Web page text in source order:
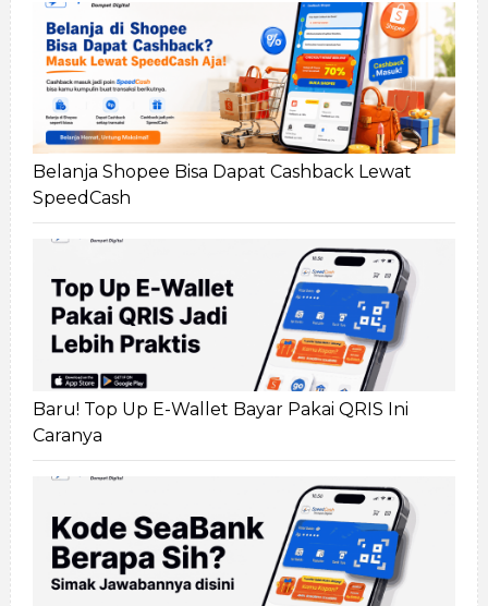
Belanja Shopee Bisa Dapat Cashback Lewat
SpeedCash
Baru! Top Up E-Wallet Bayar Pakai QRIS Ini
Caranya